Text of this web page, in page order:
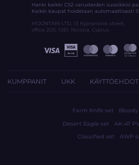
Hanki kaikki CS2-varusteiden suosikkisi
Kaikki kaupat hoidetaan automaattisesti
MOONTAIN LTD, 13 Kypranoros street,
office 205, 1061, Nicosia, Cyprus
Farm Knife set
Desert Eagle set
AK-47
Classified set
AWP
KUMPPANIT UKK KÄYTTÖEHDOT